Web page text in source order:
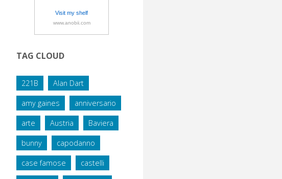
Visit my shelf
www.anobii.com
TAG CLOUD
221B Alan Dart
amy gaines anniversario
arte Austria Baviera
bunny capodanno
case famose castelli